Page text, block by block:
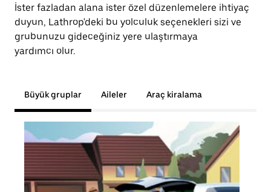
İster fazladan alana ister özel düzenlemelere ihtiyaç
duyun, Lathrop'deki bu yolculuk seçenekleri sizi ve
grubunuzu gideceğiniz yere ulaştırmaya
yardımcı olur.
Büyük gruplar Aileler Araç kiralama